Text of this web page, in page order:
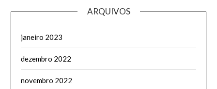
ARQUIVOS
janeiro 2023
dezembro 2022
novembro 2022